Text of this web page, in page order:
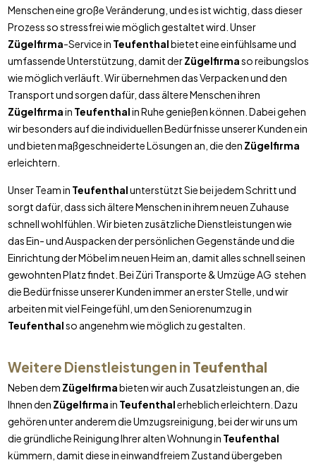
Menschen eine große Veränderung, und es ist wichtig, dass dieser
Prozess so stressfrei wie möglich gestaltet wird. Unser
Zügelfirma-Service in Teufenthalbietet eine einfühlsame und
umfassende Unterstützung, damit derZügelfirmaso reibungslos
wie möglich verläuft. Wir übernehmen das Verpacken und den
Transport und sorgen dafür, dass ältere Menschen ihren
Zügelfirmain Teufenthalin Ruhe genießen können. Dabei gehen
wir besonders auf die individuellen Bedürfnisse unserer Kunden ein
und bieten maßgeschneiderte Lösungen an, die den Zügelfirma
erleichtern.
Unser Team in Teufenthalunterstützt Sie bei jedem Schritt und
sorgt dafür, dass sich ältere Menschen in ihrem neuen Zuhause
schnell wohlfühlen. Wir bieten zusätzliche Dienstleistungen wie
das Ein- und Auspacken der persönlichen Gegenstände und die
Einrichtung der Möbel im neuen Heim an, damit alles schnell seinen
gewohnten Platz findet. Bei Züri Transporte & Umzüge AG stehen
die Bedürfnisse unserer Kunden immer an erster Stelle, und wir
arbeiten mit viel Feingefühl, um den Seniorenumzug in
Teufenthalso angenehm wie möglich zu gestalten.
Weitere Dienstleistungen in Teufenthal
Neben dem Zügelfirmabieten wir auch Zusatzleistungen an, die
Ihnen den Zügelfirmain Teufenthalerheblich erleichtern. Dazu
gehören unter anderem die Umzugsreinigung, bei der wir uns um
die gründliche Reinigung Ihrer alten Wohnung in Teufenthal
kümmern, damit diese in einwandfreiem Zustand übergeben